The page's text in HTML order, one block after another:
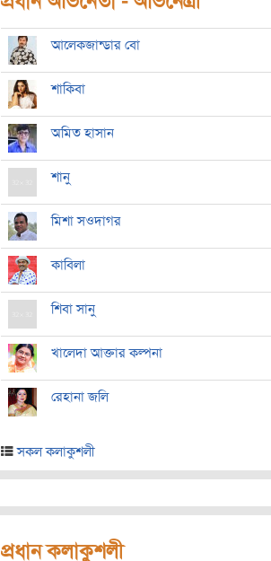
আলেকজান্ডার বো
শাকিবা
অমিত হাসান
শানু
মিশা সওদাগর
কাবিলা
শিবা সানু
খালেদা আক্তার কল্পনা
রেহানা জলি
সকল কলাকুশলী
প্রধান কলাকুশলী